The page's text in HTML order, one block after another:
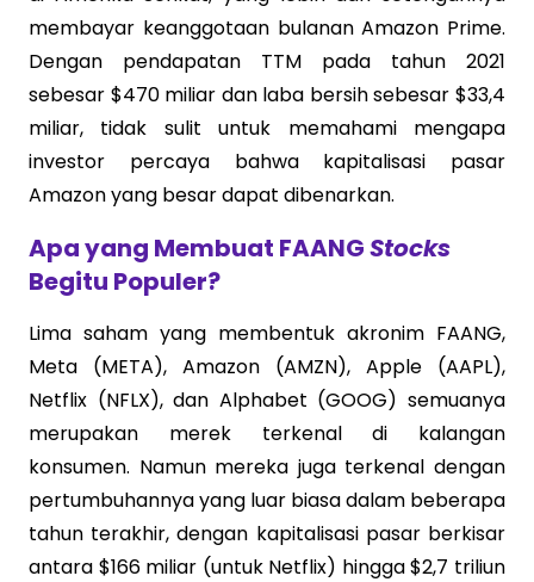
membayar keanggotaan bulanan Amazon Prime.
Dengan pendapatan TTM pada tahun 2021
sebesar $470 miliar dan laba bersih sebesar $33,4
miliar, tidak sulit untuk memahami mengapa
investor percaya bahwa kapitalisasi pasar
Amazon yang besar dapat dibenarkan.
Apa yang Membuat FAANGStocks
Begitu Populer?
Lima saham yang membentuk akronim FAANG,
Meta (META), Amazon (AMZN), Apple (AAPL),
Netflix (NFLX), dan Alphabet (GOOG) semuanya
merupakan merek terkenal di kalangan
konsumen. Namun mereka juga terkenal dengan
pertumbuhannya yang luar biasa dalam beberapa
tahun terakhir, dengan kapitalisasi pasar berkisar
antara $166 miliar (untuk Netflix) hingga $2,7 triliun